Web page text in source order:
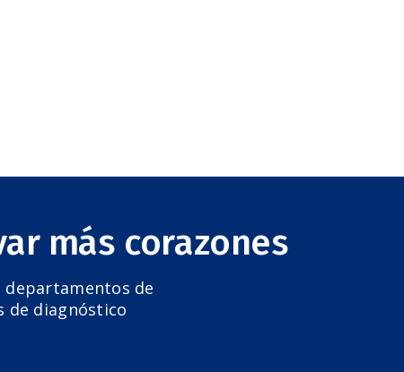
más corazones
departamentos de
de diagnóstico